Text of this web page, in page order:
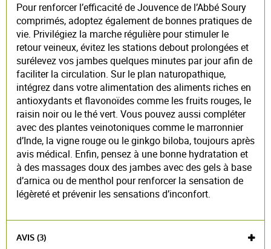
Pour renforcer l’efficacité de Jouvence de l’Abbé Soury
comprimés, adoptez également de bonnes pratiques de
vie. Privilégiez la marche régulière pour stimuler le
retour veineux, évitez les stations debout prolongées et
surélevez vos jambes quelques minutes par jour afin de
faciliter la circulation. Sur le plan naturopathique,
intégrez dans votre alimentation des aliments riches en
antioxydants et flavonoïdes comme les fruits rouges, le
raisin noir ou le thé vert. Vous pouvez aussi compléter
avec des plantes veinotoniques comme le marronnier
d’Inde, la vigne rouge ou le ginkgo biloba, toujours après
avis médical. Enfin, pensez à une bonne hydratation et
à des massages doux des jambes avec des gels à base
d’arnica ou de menthol pour renforcer la sensation de
légèreté et prévenir les sensations d’inconfort.
AVIS (3)